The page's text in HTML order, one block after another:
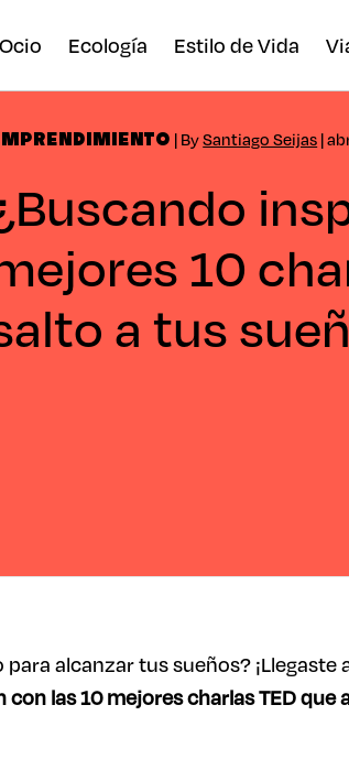
Ocio Ecología Estilo de Vida
| BySantiago Seijas|
10
a tus
alcanzar tus sueños? ¡Llegaste
las 10 mejores charlas TED que